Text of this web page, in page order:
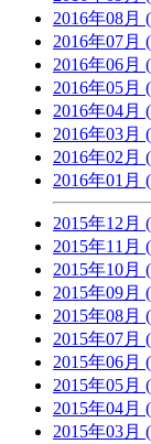
2016年08月
2016年07月
2016年06月
2016年05月
2016年04月
2016年03月
2016年02月
2016年01月
2015年12月
2015年11月
2015年10月
2015年09月
2015年08月
2015年07月
2015年06月
2015年05月
2015年04月
2015年03月